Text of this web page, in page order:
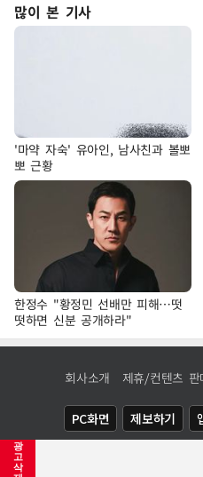
광
고
삭
많이 본 기사
'마약 자숙' 유아인, 남사친과 볼뽀
뽀 근황
한정수 "황정민 선배만 피해…떳
떳하면 신분 공개하라"
회사소개 제휴/컨텐츠 판
PC화면 제보하기